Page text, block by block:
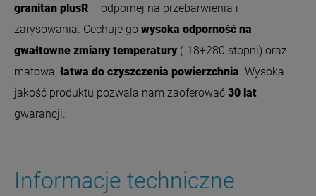
granitan plusR – odpornej na przebarwienia i
zarysowania. Cechuje go wysoka odporność na
gwałtowne zmiany temperatury (-18+280 stopni) oraz
matowa, łatwa do czyszczenia powierzchnia Wysoka
jakość produktu pozwala nam zaoferować 30 lat
gwarancji.
Informacje techniczne